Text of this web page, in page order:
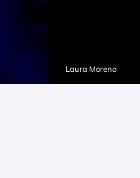
Laura Moreno